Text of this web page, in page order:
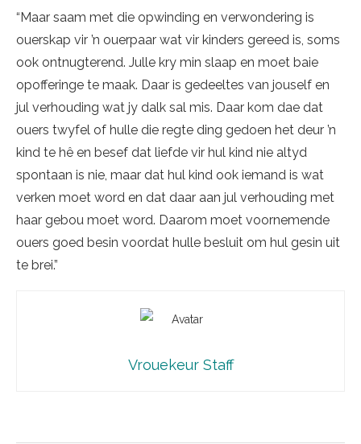
“Maar saam met die opwinding en verwondering is
ouerskap vir ’n ouerpaar wat vir kinders gereed is, soms
ook ontnugterend. Julle kry min slaap en moet baie
opofferinge te maak. Daar is gedeeltes van jouself en
jul verhouding wat jy dalk sal mis. Daar kom dae dat
ouers twyfel of hulle die regte ding gedoen het deur ’n
kind te hê en besef dat liefde vir hul kind nie altyd
spontaan is nie, maar dat hul kind ook iemand is wat
verken moet word en dat daar aan jul verhouding met
haar gebou moet word. Daarom moet voornemende
ouers goed besin voordat hulle besluit om hul gesin uit
te brei.”
Vrouekeur Staff